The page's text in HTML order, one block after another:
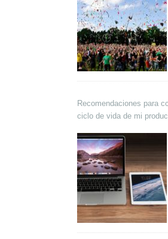
Recomendaciones para
ciclo de vida de mi